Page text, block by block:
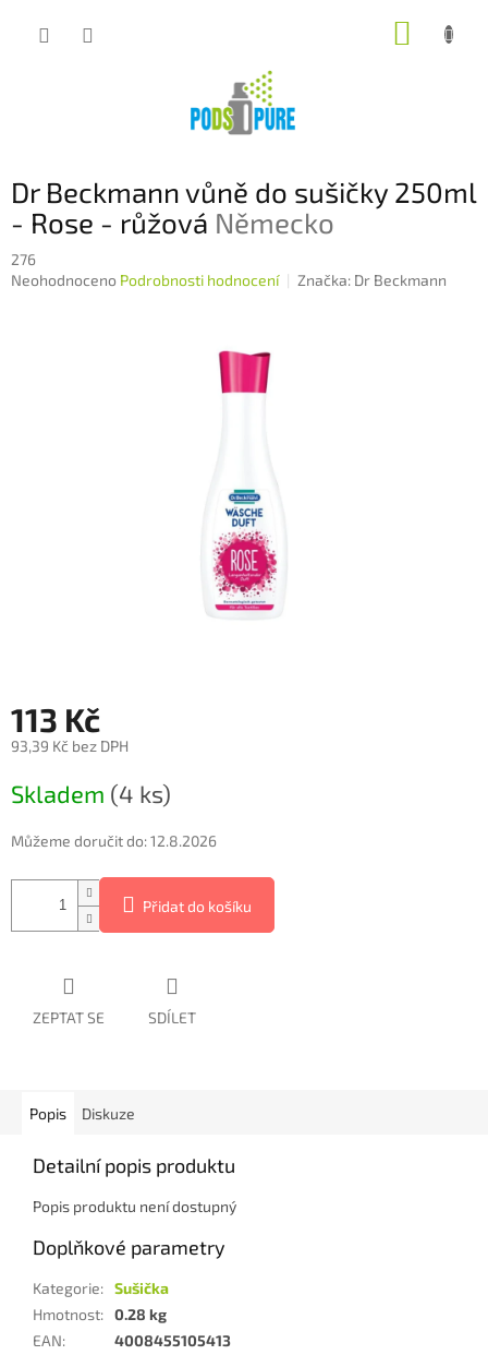
Dr Beckmann vůně do sušičky 250ml
- Rose - růžová Německo
276
Průměrné
Neohodnoceno Podrobnosti hodnocení Značka: Dr Beckmann
113 Kč
93,39 Kč bez DPH
cena:
Skladem (4 ks)
Můžeme doručit do:12.8.2026
Přidat do košíku
ZEPTAT SE SDÍLET
Popis Diskuze
Detailní popis produktu
Popis produktu není dostupný
Doplňkové parametry
Kategorie: Sušička
Hmotnost: 0.28 kg
EAN: 4008455105413